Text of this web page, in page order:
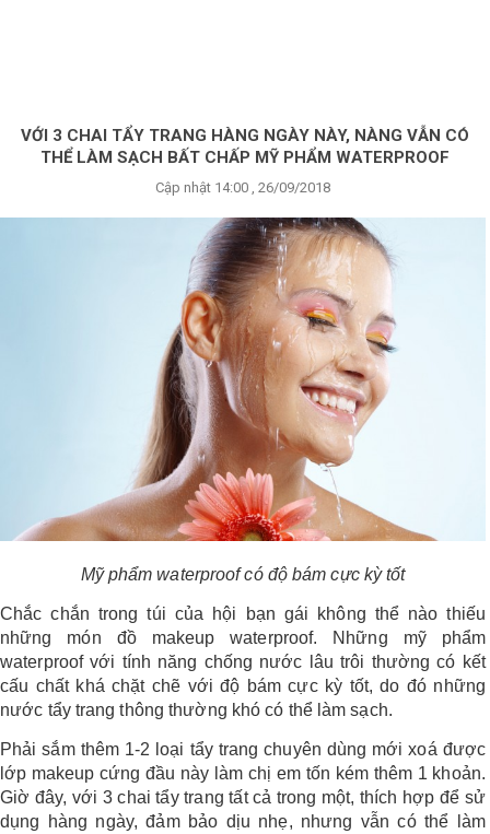
VỚI 3 CHAI TẨY TRANG HÀNG NGÀY NÀY, NÀNG VẪN CÓ
THỂ LÀM SẠCH BẤT CHẤP MỸ PHẨM WATERPROOF
Cập nhật 14:00 , 26/09/2018
Mỹ phẩm waterproof có độ bám cực kỳ tốt
Chắc chắn trong túi của hội bạn gái không thể nào thiếu
những món đồ makeup waterproof. Những mỹ phẩm
waterproof với tính năng chống nước lâu trôi thường có kết
cấu chất khá chặt chẽ với độ bám cực kỳ tốt, do đó những
nước tẩy trang thông thường khó có thể làm sạch.
Phải sắm thêm 1-2 loại tẩy trang chuyên dùng mới xoá được
lớp makeup cứng đầu này làm chị em tốn kém thêm 1 khoản.
Giờ đây, với 3 chai tẩy trang tất cả trong một, thích hợp để sử
dụng hàng ngày, đảm bảo dịu nhẹ, nhưng vẫn có thể làm